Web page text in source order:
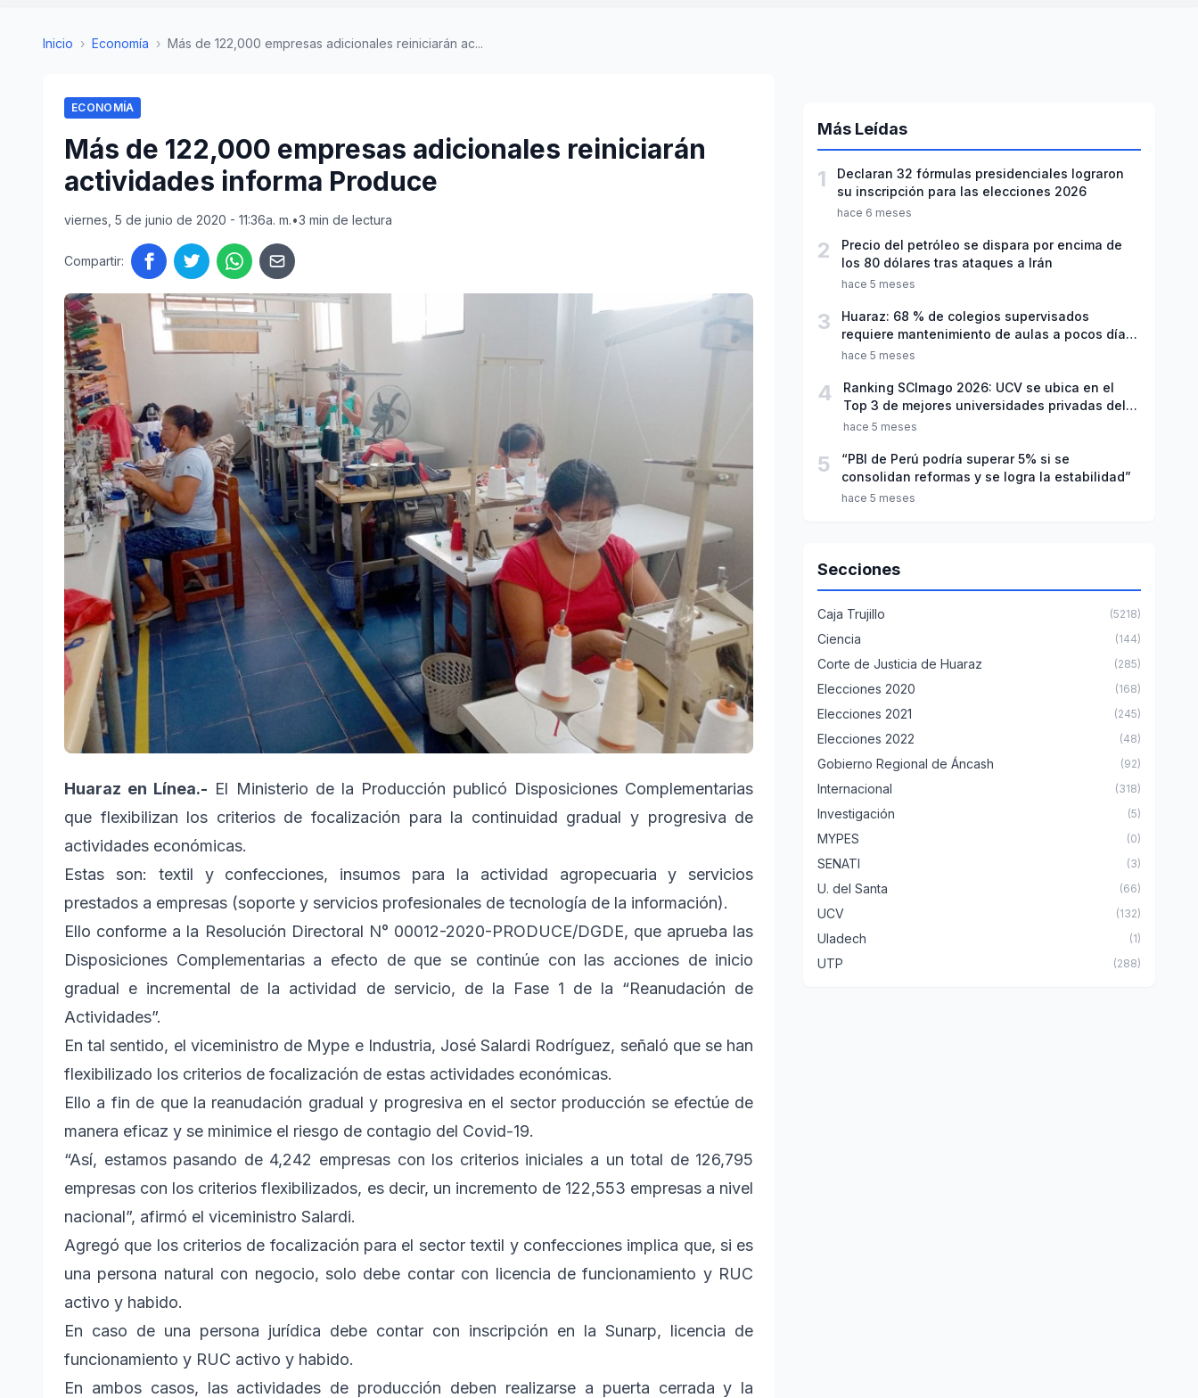
Inicio › Economía › Más de 122,000 empresas adicionales reiniciarán ac...
ECONOMÍA
Más de 122,000 empresas adicionales reiniciarán
actividades informa Produce
viernes, 5 de junio de 2020 - 11:36a. m.•3 min de lectura
Compartir:
Huaraz en Línea.- El Ministerio de la Producción publicó Disposiciones Complementarias
que flexibilizan los criterios de focalización para la continuidad gradual y progresiva de
actividades económicas.
Estas son: textil y confecciones, insumos para la actividad agropecuaria y servicios
prestados a empresas (soporte y servicios profesionales de tecnología de la información).
Ello conforme a la Resolución Directoral N° 00012-2020-PRODUCE/DGDE, que aprueba las
Disposiciones Complementarias a efecto de que se continúe con las acciones de inicio
gradual e incremental de la actividad de servicio, de la Fase 1 de la “Reanudación de
Actividades”.
En tal sentido, el viceministro de Mype e Industria, José Salardi Rodríguez, señaló que se han
flexibilizado los criterios de focalización de estas actividades económicas.
Ello a fin de que la reanudación gradual y progresiva en el sector producción se efectúe de
manera eficaz y se minimice el riesgo de contagio del Covid-19.
“Así, estamos pasando de 4,242 empresas con los criterios iniciales a un total de 126,795
empresas con los criterios flexibilizados, es decir, un incremento de 122,553 empresas a nivel
nacional”, afirmó el viceministro Salardi.
Agregó que los criterios de focalización para el sector textil y confecciones implica que, si es
una persona natural con negocio, solo debe contar con licencia de funcionamiento y RUC
activo y habido.
En caso de una persona jurídica debe contar con inscripción en la Sunarp, licencia de
funcionamiento y RUC activo y habido.
En ambos casos, las actividades de producción deben realizarse a puerta cerrada y la
Más Leídas
1
Declaran 32 fórmulas presidenciales lograron
su inscripción para las elecciones 2026
hace 6 meses
2
Precio del petróleo se dispara por encima de
los 80 dólares tras ataques a Irán
hace 5 meses
3
Huaraz: 68 % de colegios supervisados
requiere mantenimiento de aulas a pocos días
de inicio del año escolar 2026
hace 5 meses
4
Ranking SCImago 2026: UCV se ubica en el
Top 3 de mejores universidades privadas del
Perú
hace 5 meses
5
“PBI de Perú podría superar 5% si se
consolidan reformas y se logra la estabilidad”
hace 5 meses
Secciones
Caja Trujillo (5218)
Ciencia (144)
Corte de Justicia de Huaraz (285)
Elecciones 2020 (168)
Elecciones 2021 (245)
Elecciones 2022 (48)
Gobierno Regional de Áncash (92)
Internacional (318)
Investigación (5)
MYPES (0)
SENATI (3)
U. del Santa (66)
UCV (132)
Uladech (1)
UTP (288)